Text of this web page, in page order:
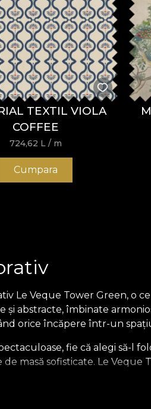
TEXTIL VIOLA
COFFEE
724,62 L / m
Cumpara
Le Veque Tower Green, o
abstracte, îmbinate
orice încăpere într-un
fie că alegi să-l
masă sofisticate. Le Veque